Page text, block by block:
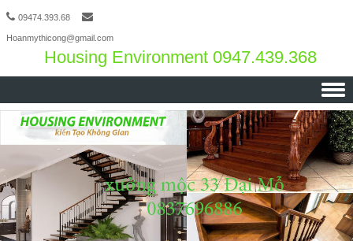
09474.393.68
Hoanmythicong@gmail.com
Housing Environment 0947.439.368
Skip to content